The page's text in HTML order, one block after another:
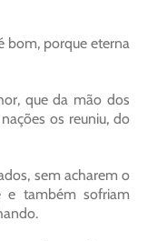
bom, porque eterna
que da mão dos
os reuniu, do
sem acharem o
e também sofriam